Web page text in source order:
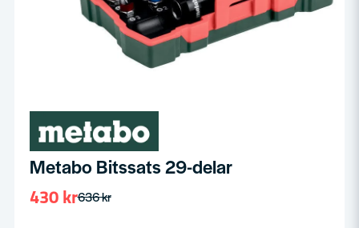
Metabo Bitssats 29-delar
636 kr
430 kr